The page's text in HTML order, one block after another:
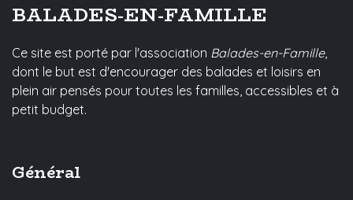
BALADES-EN-FAMILLE
Ce site est porté par l'association Balades-en-Famille,
dont le but est d'encourager des balades et loisirs en
plein air pensés pour toutes les familles, accessibles et à
petit budget.
Général